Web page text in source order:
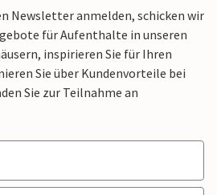
Newsletter anmelden, schicken wir
für Aufenthalte in unseren
inspirieren Sie für Ihren
Sie über Kundenvorteile bei
Sie zur Teilnahme an